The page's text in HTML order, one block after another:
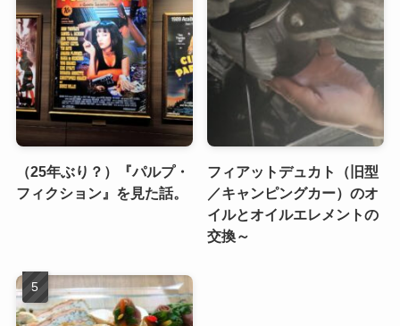
（25年ぶり？）『パルプ・
フィクション』を見た話。
フィアットデュカト（旧型
／キャンピングカー）のオ
イルとオイルエレメントの
交換～